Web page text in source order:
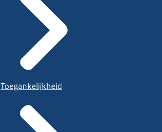
Toegankelijkheid